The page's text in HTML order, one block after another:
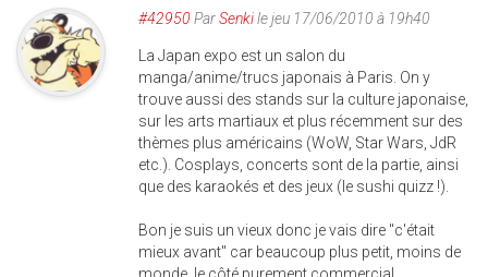
#42950 ParSenkile jeu 17/06/2010 à 19h40
La Japan expo est un salon du
manga/anime/trucs japonais à Paris. On y
trouve aussi des stands sur la culture japonaise,
sur les arts martiaux et plus récemment sur des
thèmes plus américains (WoW, Star Wars, JdR
etc.). Cosplays, concerts sont de la partie, ainsi
que des karaokés et des jeux (le sushi quizz !).
Bon je suis un vieux donc je vais dire "c'était
mieux avant" car beaucoup plus petit, moins de
monde, le côté purement commercial